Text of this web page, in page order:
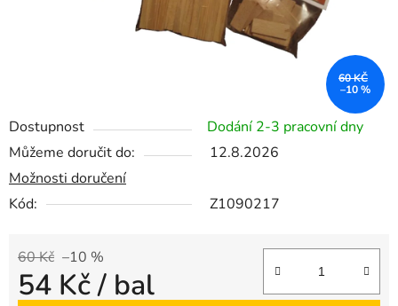
Dostupnost
Dodání 2-3 pracovní dny
Můžeme doručit do:
12.8.2026
Možnosti doručení
Kód:
Z1090217
60 Kč –10 %
54 Kč/ bal
60 KČ
–10 %